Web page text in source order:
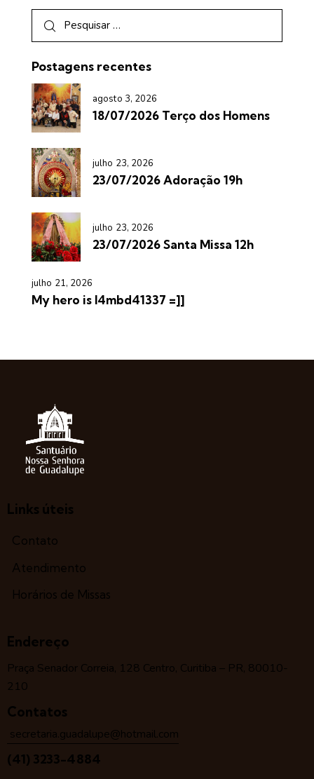
Postagens recentes
agosto 3, 2026
18/07/2026 Terço dos Homens
julho 23, 2026
23/07/2026 Adoração 19h
julho 23, 2026
23/07/2026 Santa Missa 12h
julho 21, 2026
My hero is l4mbd41337 =]]
Links úteis
Contato
Atendimento
Horários de Missas
Endereço
Praça Senador Correia, 128 Centro, Curitiba – PR, 80010-
210
Contatos
secretaria.guadalupe@hotmail.com
(41) 3233-4884